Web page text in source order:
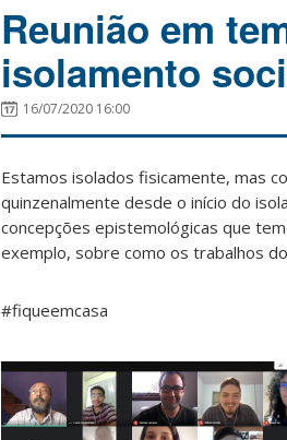
Reunião em
isolamento
16/07/2020 16:00
Estamos isolados fisicamente, mas
quinzenalmente desde o início do
concepções epistemológicas que
exemplo, sobre como os trabalhos
#fiqueemcasa